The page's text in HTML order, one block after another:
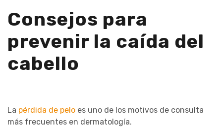
Consejos para
prevenir la caída del
cabello
La pérdida de pelo es uno de los motivos de consulta
más frecuentes en dermatología.